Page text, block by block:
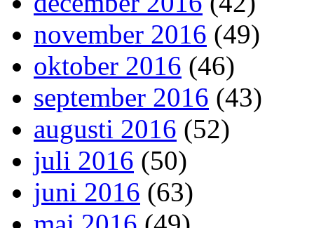
november 2016 (49)
oktober 2016 (46)
september 2016 (43)
augusti 2016 (52)
juli 2016 (50)
juni 2016 (63)